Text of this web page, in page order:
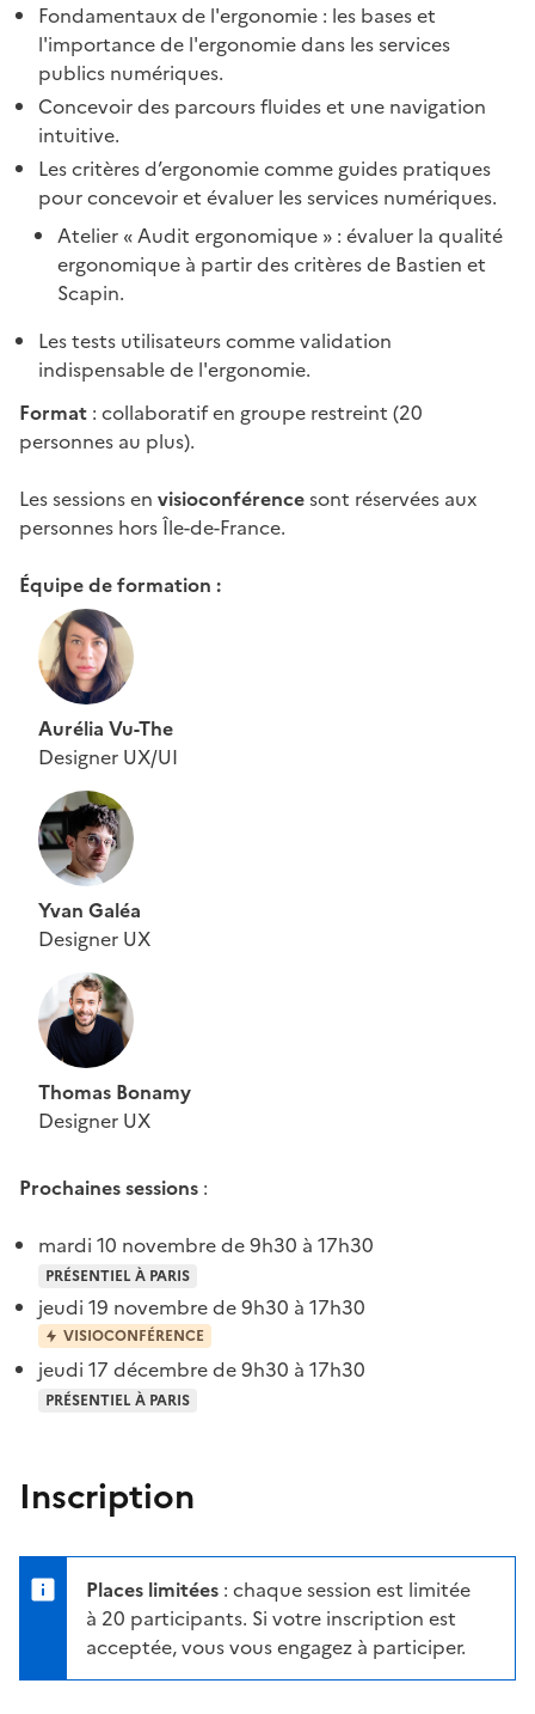
Fondamentaux de l'ergonomie : les bases et
l'importance de l'ergonomie dans les services
publics numériques.
Concevoir des parcours fluides et une navigation
intuitive.
Les critères d’ergonomie comme guides pratiques
pour concevoir et évaluer les services numériques.
Atelier « Audit ergonomique » : évaluer la qualité
ergonomique à partir des critères de Bastien et
Scapin.
Les tests utilisateurs comme validation
indispensable de l'ergonomie.
Format : collaboratif en groupe restreint (20
personnes au plus).
Les sessions en visioconférencesont réservées aux
personnes hors Île-de-France.
Équipe de formation :
Aurélia Vu-The
Designer UX/UI
Yvan Galéa
Designer UX
Thomas Bonamy
Designer UX
Prochaines sessions :
mardi 10 novembre de 9h30 à 17h30
PRÉSENTIEL À PARIS
jeudi 19 novembre de 9h30 à 17h30
VISIOCONFÉRENCE
jeudi 17 décembre de 9h30 à 17h30
PRÉSENTIEL À PARIS
Inscription
Places limitées : chaque session est limitée
à 20 participants. Si votre inscription est
acceptée, vous vous engagez à participer.